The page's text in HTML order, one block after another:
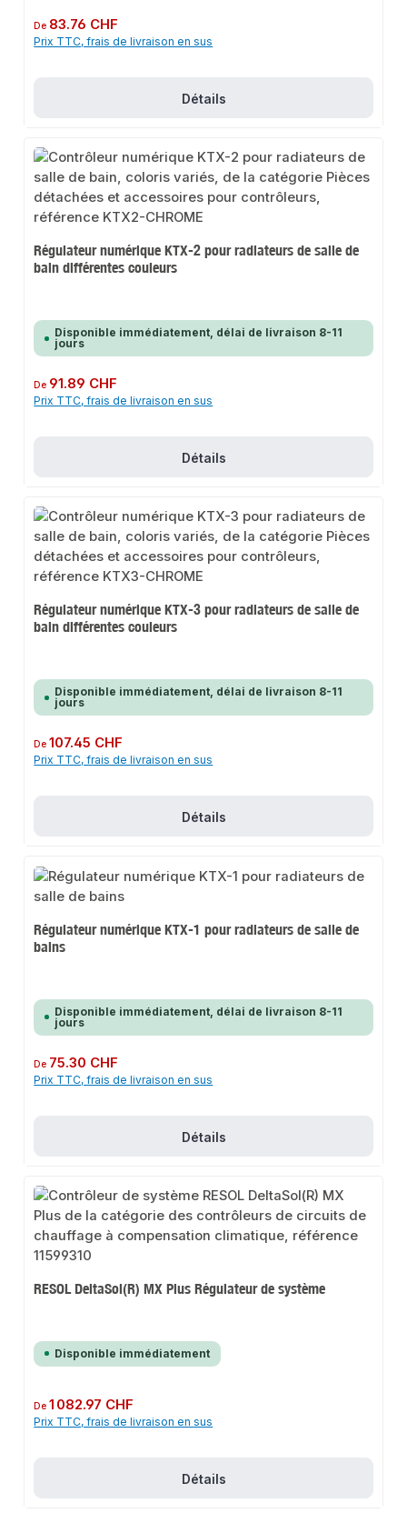
Prix régulier :
De 83.76 CHF
Prix TTC, frais de livraison en sus
Détails
Régulateur numérique KTX-2 pour radiateurs de salle de
bain différentes couleurs
Disponible immédiatement, délai de livraison 8-11
jours
Prix régulier :
De 91.89 CHF
Prix TTC, frais de livraison en sus
Détails
Régulateur numérique KTX-3 pour radiateurs de salle de
bain différentes couleurs
Disponible immédiatement, délai de livraison 8-11
jours
Prix régulier :
De107.45 CHF
Prix TTC, frais de livraison en sus
Détails
Régulateur numérique KTX-1 pour radiateurs de salle de
bains
Disponible immédiatement, délai de livraison 8-11
jours
Prix régulier :
De 75.30 CHF
Prix TTC, frais de livraison en sus
Détails
RESOL DeltaSol(R) MX Plus Régulateur de système
Disponible immédiatement
Prix régulier :
De1 082.97 CHF
Prix TTC, frais de livraison en sus
Détails